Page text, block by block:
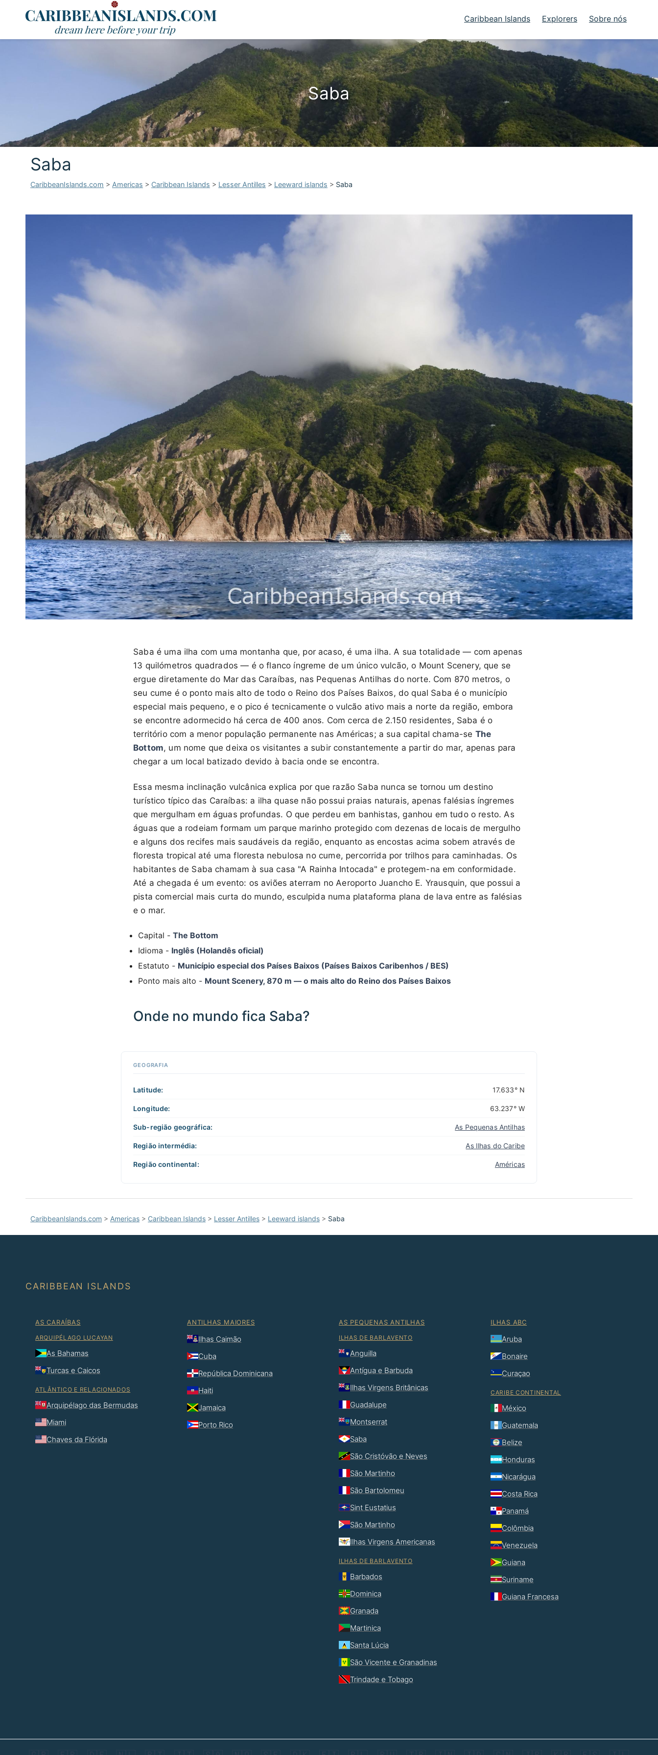
Caribbean Islands Explorers Sobre nós
Saba
Saba
CaribbeanIslands.com > Americas > Caribbean Islands > Lesser Antilles > Leeward islands > Saba
Saba é uma ilha com uma montanha que, por acaso, é uma ilha. A sua totalidade — com apenas
13 quilómetros quadrados — é o flanco íngreme de um único vulcão, o Mount Scenery, que se
ergue diretamente do Mar das Caraíbas, nas Pequenas Antilhas do norte. Com 870 metros, o
seu cume é o ponto mais alto de todo o Reino dos Países Baixos, do qual Saba é o município
especial mais pequeno, e o pico é tecnicamente o vulcão ativo mais a norte da região, embora
se encontre adormecido há cerca de 400 anos. Com cerca de 2.150 residentes, Saba é o
território com a menor população permanente nas Américas; a sua capital chama-se The
Bottom, um nome que deixa os visitantes a subir constantemente a partir do mar, apenas para
chegar a um local batizado devido à bacia onde se encontra.
Essa mesma inclinação vulcânica explica por que razão Saba nunca se tornou um destino
turístico típico das Caraíbas: a ilha quase não possui praias naturais, apenas falésias íngremes
que mergulham em águas profundas. O que perdeu em banhistas, ganhou em tudo o resto. As
águas que a rodeiam formam um parque marinho protegido com dezenas de locais de mergulho
e alguns dos recifes mais saudáveis da região, enquanto as encostas acima sobem através de
floresta tropical até uma floresta nebulosa no cume, percorrida por trilhos para caminhadas. Os
habitantes de Saba chamam à sua casa "A Rainha Intocada" e protegem-na em conformidade.
Até a chegada é um evento: os aviões aterram no Aeroporto Juancho E. Yrausquin, que possui a
pista comercial mais curta do mundo, esculpida numa plataforma plana de lava entre as falésias
e o mar.
Capital - The Bottom
Idioma - Inglês (Holandês oficial)
Estatuto - Município especial dos Países Baixos (Países Baixos Caribenhos / BES)
Ponto mais alto - Mount Scenery, 870 m — o mais alto do Reino dos Países Baixos
Onde no mundo fica Saba?
200 km / 124.3 mi
GEOGRAFIA
Latitude: 17.633° N
Longitude: 63.237° W
Sub-região geográfica: As Pequenas Antilhas
Região intermédia: As Ilhas do Caribe
Região continental: Américas
CaribbeanIslands.com > Americas > Caribbean Islands > Lesser Antilles > Leeward islands > Saba
CARIBBEAN ISLANDS
AS CARAÍBAS
ARQUIPÉLAGO LUCAYAN
As Bahamas
Turcas e Caicos
ATLÂNTICO E RELACIONADOS
Arquipélago das Bermudas
Miami
Chaves da Flórida
ANTILHAS MAIORES
Ilhas Caimão
Cuba
República Dominicana
Haiti
Jamaica
Porto Rico
AS PEQUENAS ANTILHAS
ILHAS DE BARLAVENTO
Anguilla
Antígua e Barbuda
Ilhas Virgens Britânicas
Guadalupe
Montserrat
Saba
São Cristóvão e Neves
São Martinho
São Bartolomeu
Sint Eustatius
São Martinho
Ilhas Virgens Americanas
ILHAS DE BARLAVENTO
Barbados
Dominica
Granada
Martinica
Santa Lúcia
São Vicente e Granadinas
Trindade e Tobago
ILHAS ABC
Aruba
Bonaire
Curaçao
CARIBE CONTINENTAL
México
Guatemala
Belize
Honduras
Nicarágua
Costa Rica
Panamá
Colômbia
Venezuela
Guiana
Suriname
Guiana Francesa